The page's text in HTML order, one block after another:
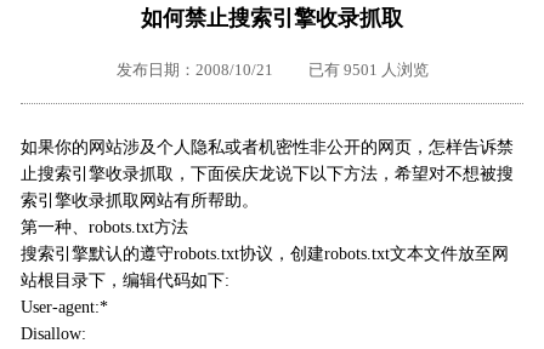
深一集团优势
外地客户专栏
工单提交
如何禁止搜索引擎收录抓取
发布日期：2008/10/21 已有 9501 人浏览
如果你的网站涉及个人隐私或者机密性非公开的网页，怎样告诉禁
止搜索引擎收录抓取，下面侯庆龙说下以下方法，希望对不想被搜
索引擎收录抓取网站有所帮助。
第一种、robots.txt方法
搜索引擎默认的遵守robots.txt协议，创建robots.txt文本文件放至网
站根目录下，编辑代码如下:
User-agent:*
Disallow: